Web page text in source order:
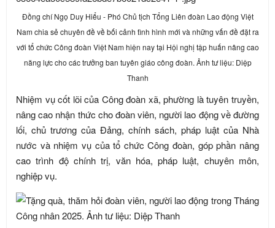
Đồng chí Ngọ Duy Hiểu - Phó Chủ tịch Tổng Liên đoàn Lao động Việt
Nam chia sẻ chuyên đề về bối cảnh tình hình mới và những vấn đề đặt ra
với tổ chức Công đoàn Việt Nam hiện nay tại Hội nghị tập huấn nâng cao
năng lực cho các trưởng ban tuyên giáo công đoàn. Ảnh tư liệu: Diệp
Thanh
Nhiệm vụ cốt lõi của Công đoàn xã, phường là tuyên truyền,
nâng cao nhận thức cho đoàn viên, người lao động về đường
lối, chủ trương của Đảng, chính sách, pháp luật của Nhà
nước và nhiệm vụ của tổ chức Công đoàn, góp phần nâng
cao trình độ chính trị, văn hóa, pháp luật, chuyên môn,
nghiệp vụ.